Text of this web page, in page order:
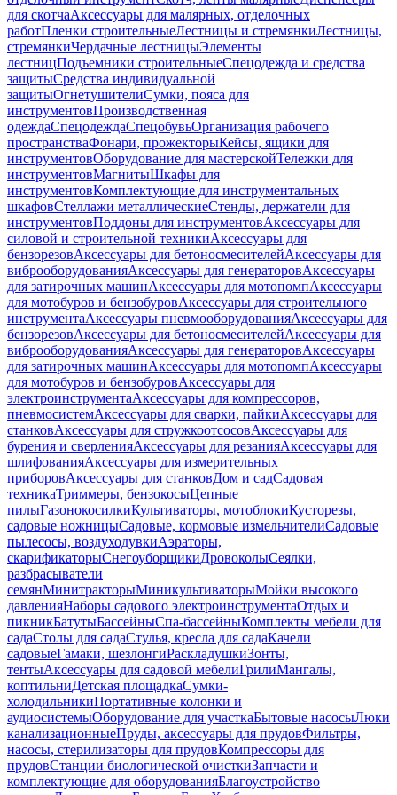
для скотчаАксессуары для малярных, отделочных
работПленки строительныеЛестницы и стремянкиЛестницы,
стремянкиЧердачные лестницыЭлементы
лестницПодъемники строительныеСпецодежда и средства
защитыСредства индивидуальной
защитыОгнетушителиСумки, пояса для
инструментовПроизводственная
одеждаСпецодеждаСпецобувьОрганизация рабочего
пространстваФонари, прожекторыКейсы, ящики для
инструментовОборудование для мастерскойТележки для
инструментовМагнитыШкафы для
инструментовКомплектующие для инструментальных
шкафовСтеллажи металлическиеСтенды, держатели для
инструментовПоддоны для инструментовАксессуары для
силовой и строительной техникиАксессуары для
бензорезовАксессуары для бетоносмесителейАксессуары для
виброоборудованияАксессуары для генераторовАксессуары
для затирочных машинАксессуары для мотопомпАксессуары
для мотобуров и бензобуровАксессуары для строительного
инструментаАксессуары пневмооборудованияАксессуары для
бензорезовАксессуары для бетоносмесителейАксессуары для
виброоборудованияАксессуары для генераторовАксессуары
для затирочных машинАксессуары для мотопомпАксессуары
для мотобуров и бензобуровАксессуары для
электроинструментаАксессуары для компрессоров,
пневмосистемАксессуары для сварки, пайкиАксессуары для
станковАксессуары для стружкоотсосовАксессуары для
бурения и сверленияАксессуары для резанияАксессуары для
шлифованияАксессуары для измерительных
приборовАксессуары для станковДом и садСадовая
техникаТриммеры, бензокосыЦепные
пилыГазонокосилкиКультиваторы, мотоблокиКусторезы,
садовые ножницыСадовые, кормовые измельчителиСадовые
пылесосы, воздуходувкиАэраторы,
скарификаторыСнегоуборщикиДровоколыСеялки,
разбрасыватели
семянМинитракторыМиникультиваторыМойки высокого
давленияНаборы садового электроинструментаОтдых и
пикникБатутыБассейныСпа-бассейныКомплекты мебели для
садаСтолы для садаСтулья, кресла для садаКачели
садовыеГамаки, шезлонгиРаскладушкиЗонты,
тентыАксессуары для садовой мебелиГрилиМангалы,
коптильниДетская площадкаСумки-
холодильникиПортативные колонки и
аудиосистемыОборудование для участкаБытовые насосыЛюки
канализационныеПруды, аксессуары для прудовФильтры,
насосы, стерилизаторы для прудовКомпрессоры для
прудовСтанции биологической очисткиЗапчасти и
комплектующие для оборудованияБлагоустройство